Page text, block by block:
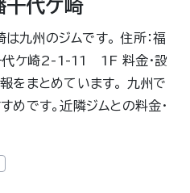
代ケ崎
州のジムです。 住所：福
代ケ崎2-1-11 1F 料金・設
をまとめています。 九州で
めです。近隣ジムとの料金・